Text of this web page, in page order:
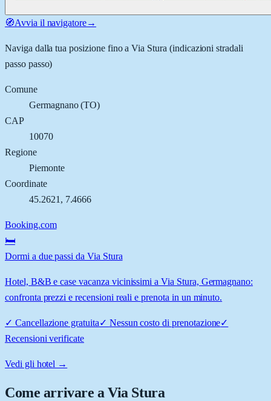
🧭Avvia il navigatore→
Naviga dalla tua posizione fino aVia Stura (indicazioni stradali
passo passo)
Comune
Germagnano(TO)
CAP
10070
Regione
Piemonte
Coordinate
45.2621 , 7.4666
Booking.com
🛏️
Dormi a due passi da Via Stura
Hotel, B&B e case vacanza vicinissimi a Via Stura, Germagnano:
confronta prezzi e recensioni reali e prenota in un minuto.
✓ Cancellazione gratuita✓ Nessun costo di prenotazione✓
Recensioni verificate
Vedi gli hotel →
Come arrivare aVia Stura